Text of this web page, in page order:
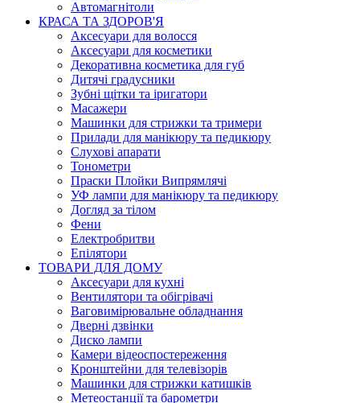
Автомагнітоли
КРАСА ТА ЗДОРОВ'Я
Аксесуари для волосся
Аксесуари для косметики
Декоративна косметика для губ
Дитячі градусники
Зубні щітки та іригатори
Масажери
Машинки для стрижки та тримери
Прилади для манікюру та педикюру
Слухові апарати
Тонометри
Праски Плойки Випрямлячі
УФ лампи для манікюру та педикюру
Догляд за тілом
Фени
Електробритви
Епілятори
ТОВАРИ ДЛЯ ДОМУ
Аксесуари для кухні
Вентилятори та обігрівачі
Ваговимірювальне обладнання
Дверні дзвінки
Диско лампи
Камери відеоспостереження
Кронштейни для телевізорів
Машинки для стрижки катишків
Метеостанції та барометри